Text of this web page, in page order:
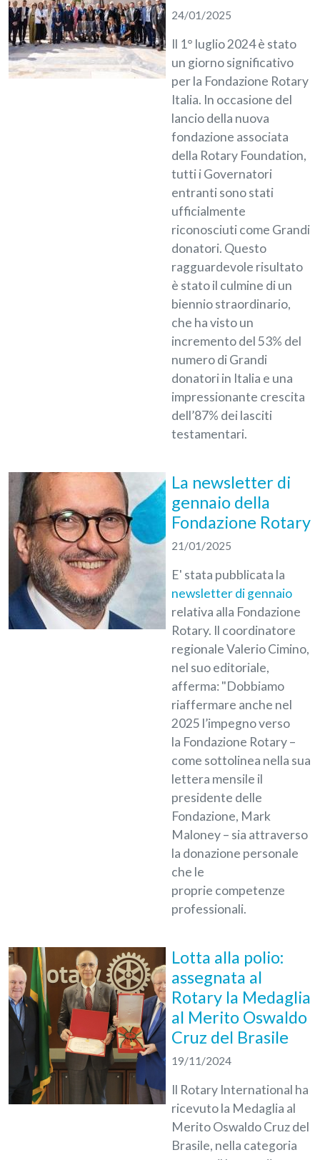
24/01/2025
Il 1° luglio 2024 è stato
un giorno significativo
per la Fondazione Rotary
Italia. In occasione del
lancio della nuova
fondazione associata
della Rotary Foundation,
tutti i Governatori
entranti sono stati
ufficialmente
riconosciuti come Grandi
donatori. Questo
ragguardevole risultato
è stato il culmine di un
biennio straordinario,
che ha visto un
incremento del 53% del
numero di Grandi
donatori in Italia e una
impressionante crescita
dell’87% dei lasciti
testamentari.
La newsletter di
gennaio della
Fondazione Rotary
21/01/2025
E' stata pubblicata la
newsletter di gennaio
relativa alla Fondazione
Rotary. Il coordinatore
regionale Valerio Cimino,
nel suo editoriale,
afferma: "Dobbiamo
riaffermare anche nel
2025 l’impegno verso
la Fondazione Rotary –
come sottolinea nella sua
lettera mensile il
presidente delle
Fondazione, Mark
Maloney – sia attraverso
la donazione personale
che le
proprie competenze
professionali.
Lotta alla polio:
assegnata al
Rotary la Medaglia
al Merito Oswaldo
Cruz del Brasile
19/11/2024
Il Rotary International ha
ricevuto la Medaglia al
Merito Oswaldo Cruz del
Brasile, nella categoria